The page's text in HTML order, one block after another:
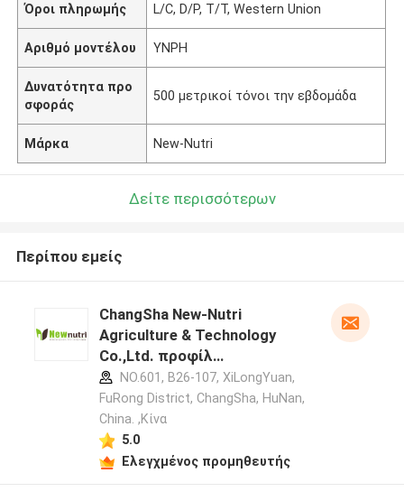
Όροι πληρωμής L/C, D/P, T/T, Western Union
Αριθμό μοντέλου YNPH
Δυνατότητα προ
σφοράς
500 μετρικοί τόνοι την εβδομάδα
Μάρκα New-Nutri
Δείτε περισσότερων
Περίπου εμείς
ChangSha New-Nutri
Agriculture & Technology
Co.,Ltd. προφίλ
κατασκευαστή
NO.601, B26-107, XiLongYuan,
FuRong District, ChangSha, HuNan,
China. ,Κίνα
5.0
Ελεγχμένος προμηθευτής